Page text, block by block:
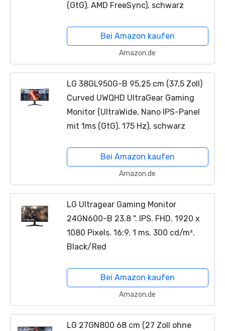
(GtG), AMD FreeSync), schwarz
Bei Amazon kaufen
Amazon.de
LG 38GL950G-B 95,25 cm (37,5 Zoll)
Curved UWQHD UltraGear Gaming
Monitor (UltraWide, Nano IPS-Panel
mit 1ms (GtG), 175 Hz), schwarz
Bei Amazon kaufen
Amazon.de
LG Ultragear Gaming Monitor
24GN600-B 23.8 ". IPS. FHD. 1920 x
1080 Pixels. 16:9. 1 ms. 300 cd/m².
Black/Red
Bei Amazon kaufen
Amazon.de
LG 27GN800 68 cm (27 Zoll ohne